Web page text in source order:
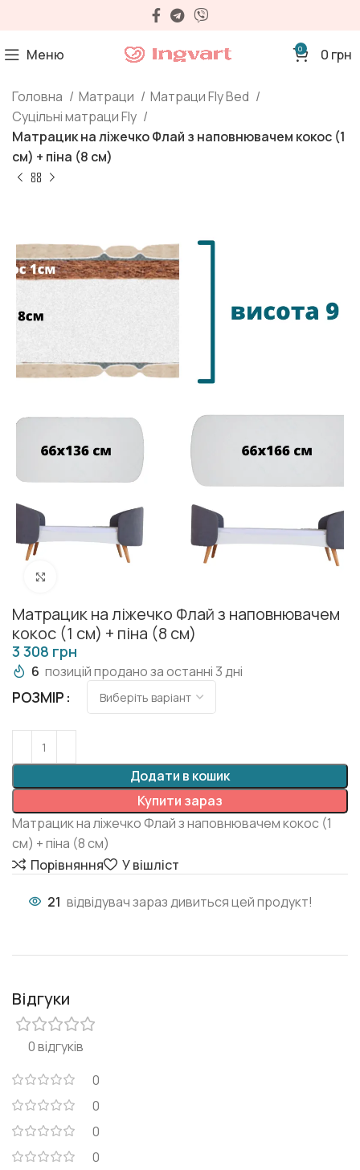
Меню 0 0 грн
Головна Матраци
Матраци Fly Bed
Суцільні матраци Fly
Матрацик на ліжечко Флай з наповнювачем кокос (1
см) + піна (8 см)
Матрацик на ліжечко Флай з наповнювачем
кокос (1 см) + піна (8 см)
грн
6 позицій продано за останні 3 дні
РОЗМІР
Додати в кошик
Купити зараз
Матрацик на ліжечко Флай з наповнювачем кокос (1
см) + піна (8 см)
Порівняння
У вішліст
21 відвідувач зараз дивиться цей продукт!
Відгуки
0 відгуків
0
0
0
0